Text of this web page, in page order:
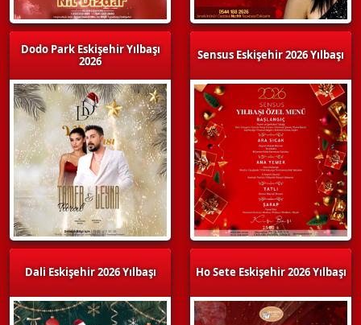
Dodo Park Eskişehir Yılbaşı
2026
Dali Eskişehir 2026 Yılbaşı
Sensus Eskişehir 2026 Yılbaşı
Ho Sete Eskişehir 2026 Yılbaşı